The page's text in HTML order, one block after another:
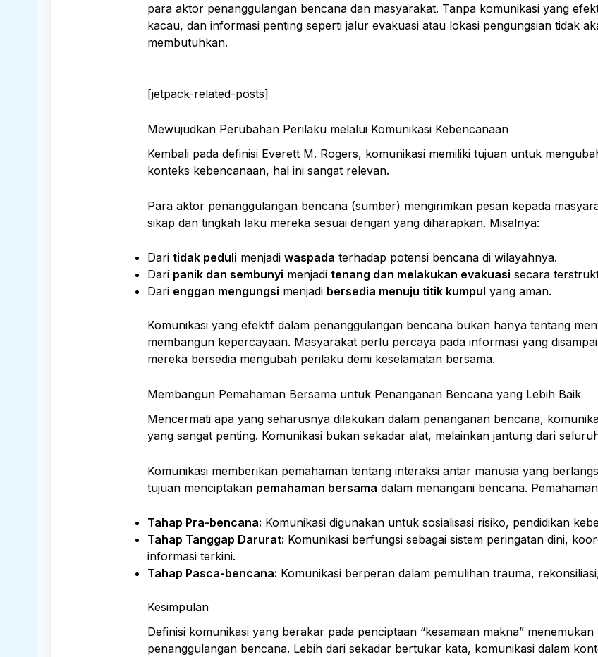
para aktor penanggulangan bencana dan masyarakat. Tanpa komunikasi yang
kacau, dan informasi penting seperti jalur evakuasi atau lokasi pengungsian tidak
membutuhkan.
[jetpack-related-posts]
Mewujudkan Perubahan Perilaku melalui Komunikasi Kebencanaan
Kembali pada definisi Everett M. Rogers, komunikasi memiliki tujuan untuk
konteks kebencanaan, hal ini sangat relevan.
Para aktor penanggulangan bencana (sumber) mengirimkan pesan kepada
sikap dan tingkah laku mereka sesuai dengan yang diharapkan. Misalnya:
Dari tidak peduli menjadi waspada terhadap potensi bencana di wilayahnya.
Dari panik dan sembunyi menjadi tenang dan melakukan evakuasi secara
Dari enggan mengungsi menjadi bersedia menuju titik kumpul yang aman.
Komunikasi yang efektif dalam penanggulangan bencana bukan hanya tentang
membangun kepercayaan. Masyarakat perlu percaya pada informasi yang
mereka bersedia mengubah perilaku demi keselamatan bersama.
Membangun Pemahaman Bersama untuk Penanganan Bencana yang Lebih Baik
Mencermati apa yang seharusnya dilakukan dalam penanganan bencana,
yang sangat penting. Komunikasi bukan sekadar alat, melainkan jantung dari
Komunikasi memberikan pemahaman tentang interaksi antar manusia yang
tujuan menciptakan pemahaman bersama dalam menangani bencana.
Tahap Pra-bencana: Komunikasi digunakan untuk sosialisasi risiko, pendidikan
Tahap Tanggap Darurat: Komunikasi berfungsi sebagai sistem peringatan dini,
informasi terkini.
Tahap Pasca-bencana: Komunikasi berperan dalam pemulihan trauma,
Kesimpulan
Definisi komunikasi yang berakar pada penciptaan “kesamaan makna”
penanggulangan bencana. Lebih dari sekadar bertukar kata, komunikasi dalam